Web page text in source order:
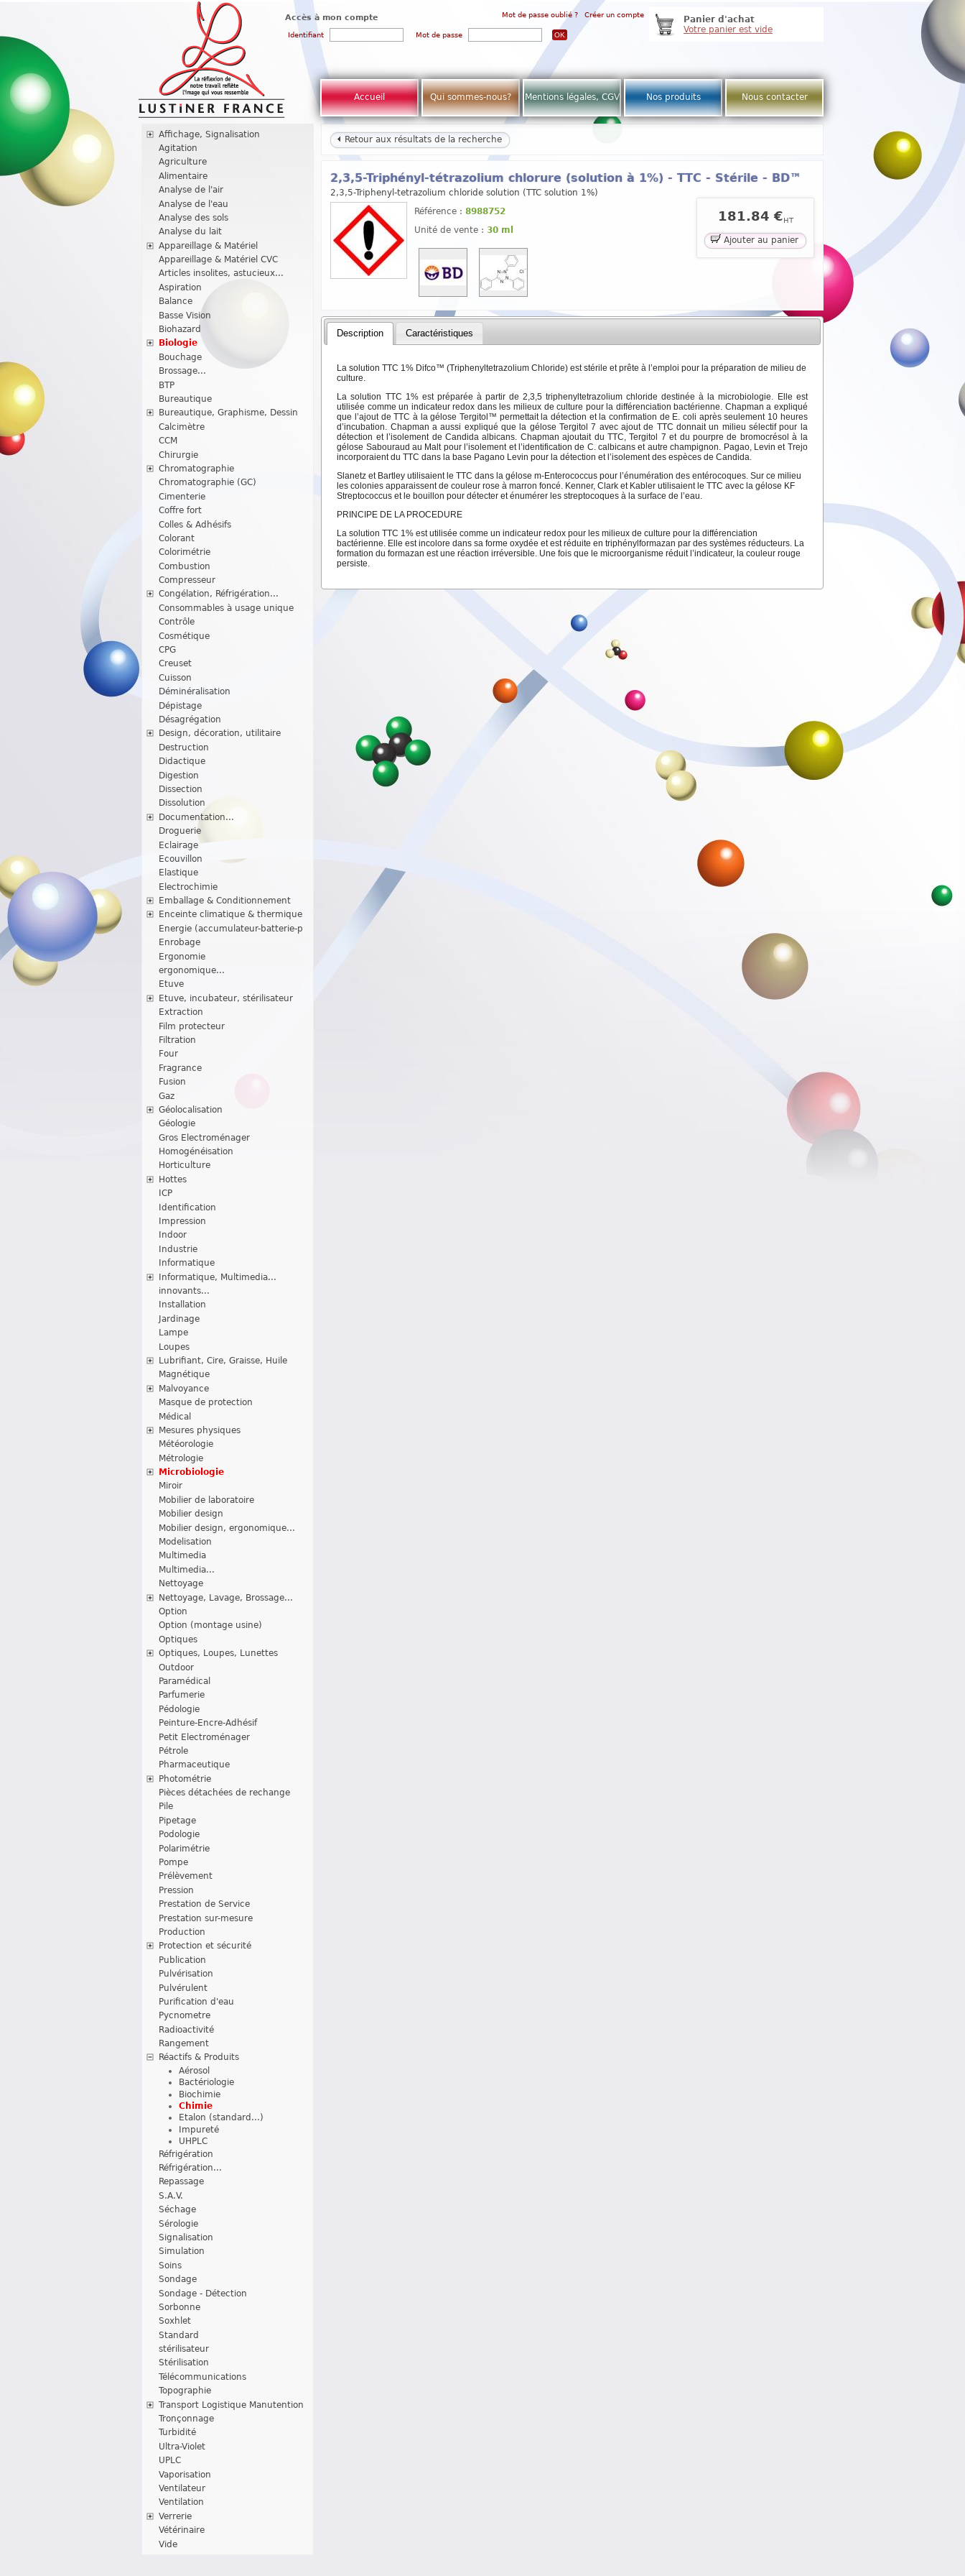
Accès à mon compte Mot de passe oublié ? Créer un compte
Identifiant Mot de passe
Panier d'achat
Votre panier est vide
Accueil Qui sommes-nous? Mentions légales, CGV Nos produits Nous contacter
Affichage, Signalisation
Agitation
Agriculture
Alimentaire
Analyse de l'air
Analyse de l'eau
Analyse des sols
Analyse du lait
Appareillage & Matériel
Appareillage & Matériel CVC
Articles insolites, astucieux...
Aspiration
Balance
Basse Vision
Biohazard
Biologie
Bouchage
Brossage...
BTP
Bureautique
Bureautique, Graphisme, Dessin
Calcimètre
CCM
Chirurgie
Chromatographie
Chromatographie (GC)
Cimenterie
Coffre fort
Colles & Adhésifs
Colorant
Colorimétrie
Combustion
Compresseur
Congélation, Réfrigération...
Consommables à usage unique
Contrôle
Cosmétique
CPG
Creuset
Cuisson
Déminéralisation
Dépistage
Désagrégation
Design, décoration, utilitaire
Destruction
Didactique
Digestion
Dissection
Dissolution
Documentation...
Droguerie
Eclairage
Ecouvillon
Elastique
Electrochimie
Emballage & Conditionnement
Enceinte climatique & thermique
Energie (accumulateur-batterie-p
Enrobage
Ergonomie
ergonomique...
Etuve
Etuve, incubateur, stérilisateur
Extraction
Film protecteur
Filtration
Four
Fragrance
Fusion
Gaz
Géolocalisation
Géologie
Gros Electroménager
Homogénéisation
Horticulture
Hottes
ICP
Identification
Impression
Indoor
Industrie
Informatique
Informatique, Multimedia...
innovants...
Installation
Jardinage
Lampe
Loupes
Lubrifiant, Cire, Graisse, Huile
Magnétique
Malvoyance
Masque de protection
Médical
Mesures physiques
Météorologie
Métrologie
Microbiologie
Miroir
Mobilier de laboratoire
Mobilier design
Mobilier design, ergonomique...
Modelisation
Multimedia
Multimedia...
Nettoyage
Nettoyage, Lavage, Brossage...
Option
Option (montage usine)
Optiques
Optiques, Loupes, Lunettes
Outdoor
Paramédical
Parfumerie
Pédologie
Peinture-Encre-Adhésif
Petit Electroménager
Pétrole
Pharmaceutique
Photométrie
Pièces détachées de rechange
Pile
Pipetage
Podologie
Polarimétrie
Pompe
Prélèvement
Pression
Prestation de Service
Prestation sur-mesure
Production
Protection et sécurité
Publication
Pulvérisation
Pulvérulent
Purification d'eau
Pycnometre
Radioactivité
Rangement
Réactifs & Produits
Aérosol
Bactériologie
Biochimie
Chimie
Etalon (standard...)
Impureté
UHPLC
Réfrigération
Réfrigération...
Repassage
S.A.V.
Séchage
Sérologie
Signalisation
Simulation
Soins
Sondage
Sondage - Détection
Sorbonne
Soxhlet
Standard
stérilisateur
Stérilisation
Télécommunications
Topographie
Transport Logistique Manutention
Tronçonnage
Turbidité
Ultra-Violet
UPLC
Vaporisation
Ventilateur
Ventilation
Verrerie
Vétérinaire
Vide
Retour aux résultats de la recherche
2,3,5-Triphényl-tétrazolium chlorure (solution à 1%) - TTC - Stérile - BD™
2,3,5-Triphenyl-tetrazolium chloride solution (TTC solution 1%)
Référence : 8988752
Unité de vente : 30 ml
181.84 € HT
Ajouter au panier
Description Caractéristiques
La solution TTC 1% Difco™ (Triphenyltetrazolium Chloride) est stérile et prête à l’emploi pour la préparation de milieu de
culture.
La solution TTC 1% est préparée à partir de 2,3,5 triphenyltetrazolium chloride destinée à la microbiologie. Elle est
utilisée comme un indicateur redox dans les milieux de culture pour la différenciation bactérienne. Chapman a expliqué
que l’ajout de TTC à la gélose Tergitol™ permettait la détection et la confirmation de E. coli après seulement 10 heures
d’incubation. Chapman a aussi expliqué que la gélose Tergitol 7 avec ajout de TTC donnait un milieu sélectif pour la
détection et l’isolement de Candida albicans. Chapman ajoutait du TTC, Tergitol 7 et du pourpre de bromocrésol à la
gélose Sabouraud au Malt pour l’isolement et l’identification de C. calbicans et autre champignon. Pagao, Levin et Trejo
incorporaient du TTC dans la base Pagano Levin pour la détection et l’isolement des espèces de Candida.
Slanetz et Bartley utilisaient le TTC dans la gélose m-Enterococcus pour l’énumération des entérocoques. Sur ce milieu
les colonies apparaissent de couleur rose à marron foncé. Kenner, Clark et Kabler utilisaient le TTC avec la gélose KF
Streptococcus et le bouillon pour détecter et énumérer les streptocoques à la surface de l’eau.
PRINCIPE DE LA PROCEDURE
La solution TTC 1% est utilisée comme un indicateur redox pour les milieux de culture pour la différenciation
bactérienne. Elle est incolore dans sa forme oxydée et est réduite en triphénylformazan par des systèmes réducteurs. La
formation du formazan est une réaction irréversible. Une fois que le microorganisme réduit l’indicateur, la couleur rouge
persiste.